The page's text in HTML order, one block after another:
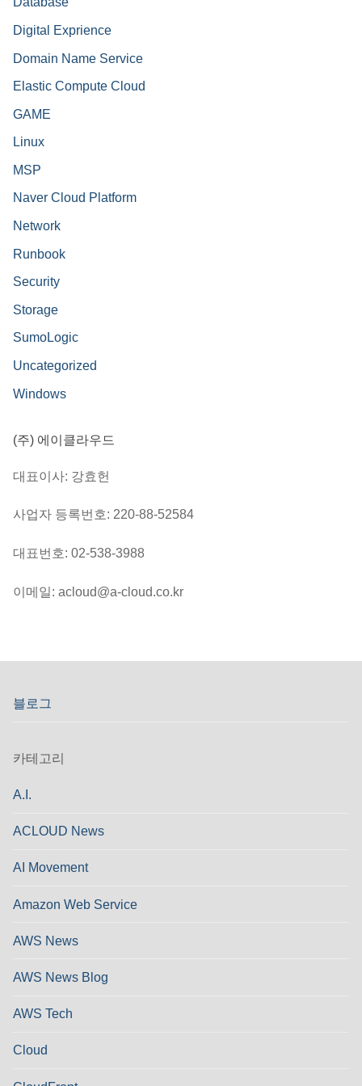
Digital Exprience
Domain Name Service
Elastic Compute Cloud
GAME
Linux
MSP
Naver Cloud Platform
Network
Runbook
Security
Storage
SumoLogic
Uncategorized
Windows
(주) 에이클라우드
대표이사: 강효헌
사업자 등록번호: 220-88-52584
대표번호: 02-538-3988
이메일: acloud@a-cloud.co.kr
블로그
카테고리
A.I.
ACLOUD News
AI Movement
Amazon Web Service
AWS News
AWS News Blog
AWS Tech
Cloud